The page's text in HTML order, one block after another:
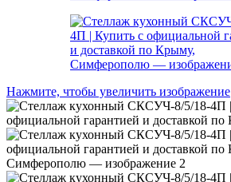
Нажмите, чтобы увеличить изображение